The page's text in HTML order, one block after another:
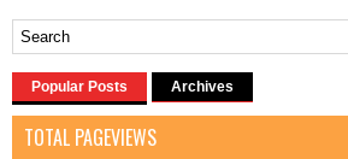
Popular Posts Archives
TOTAL PAGEVIEWS